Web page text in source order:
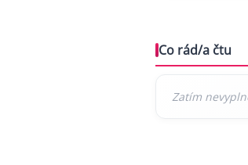
Co rád/a čtu